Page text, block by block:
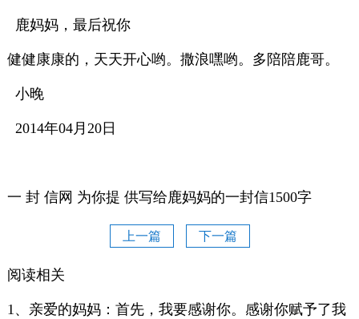
鹿妈妈，最后祝你
健健康康的，天天开心哟。撒浪嘿哟。多陪陪鹿哥。
小晚
2014年04月20日
一 封 信网 为你提 供写给鹿妈妈的一封信1500字
上一篇 下一篇
阅读相关
1、亲爱的妈妈：首先，我要感谢你。感谢你赋予了我